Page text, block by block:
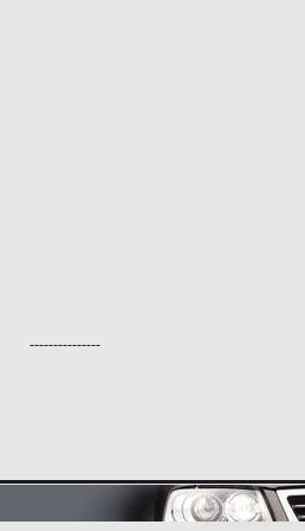
---------------